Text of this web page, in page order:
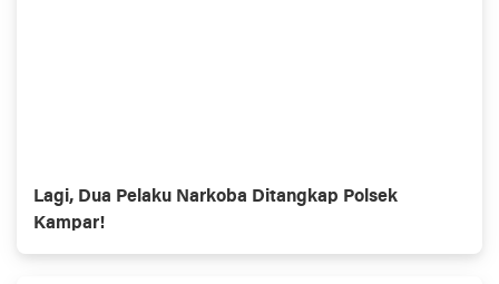
Lagi, Dua Pelaku Narkoba Ditangkap Polsek
Kampar!